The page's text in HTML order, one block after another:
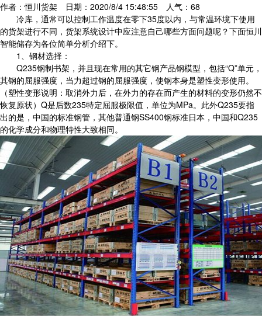
作者：恒川货架 日期：2020/8/4 15:48:55 人气： 68
冷库，通常可以控制工作温度在零下35度以内，与常温环境下使用
的货架进行不同，货架系统设计中应注意自己哪些方面问题呢？下面恒川
智能储存为各位简单分析介绍下。
1、钢材选择：
Q235钢制书架，并且现在常用的其它钢产品钢模型，包括“Q”单元，
其钢的屈服强度，当力超过钢的屈服强度，使钢本身是塑性变形使用。
（塑性变形说明：取消外力后，在外力的存在而产生的材料的变形仍然不
恢复原状）Q是后数235特定屈服极限值，单位为MPa。此外Q235要指
出的是，中国的标准钢管，其他普通钢SS400钢标准日本，中国和Q235
的化学成分和物理特性大致相同。